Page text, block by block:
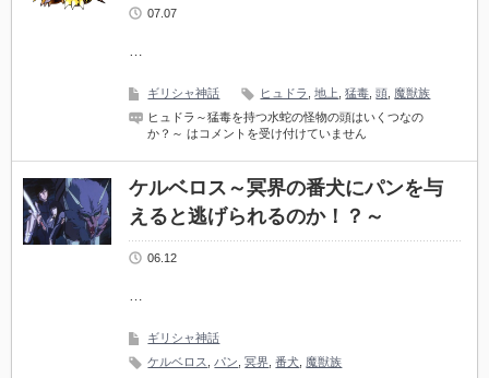
07.07
…
ギリシャ神話 ヒュドラ ,地上 ,猛毒 ,頭 魔獣族
ヒュドラ～猛毒を持つ水蛇の怪物の頭はいくつなの
か？～ は コメントを受け付けていません
ケルベロス～冥界の番犬にパンを与
えると逃げられるのか！？～
06.12
…
ギリシャ神話
ケルベロス
パン ,冥界 ,番犬
魔獣族